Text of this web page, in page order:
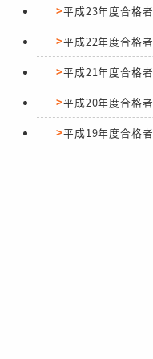
平成23年度合格者
平成22年度合格者
平成21年度合格者
平成20年度合格者
平成19年度合格者